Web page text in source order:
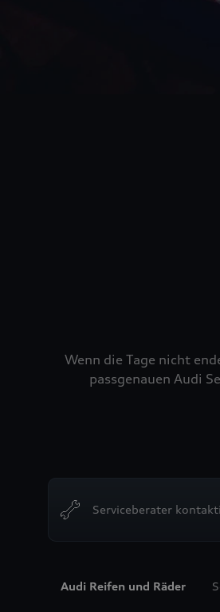
Wenn die Tage nicht
passgenauen Audi
Serviceberater
Audi Reifen und Räder